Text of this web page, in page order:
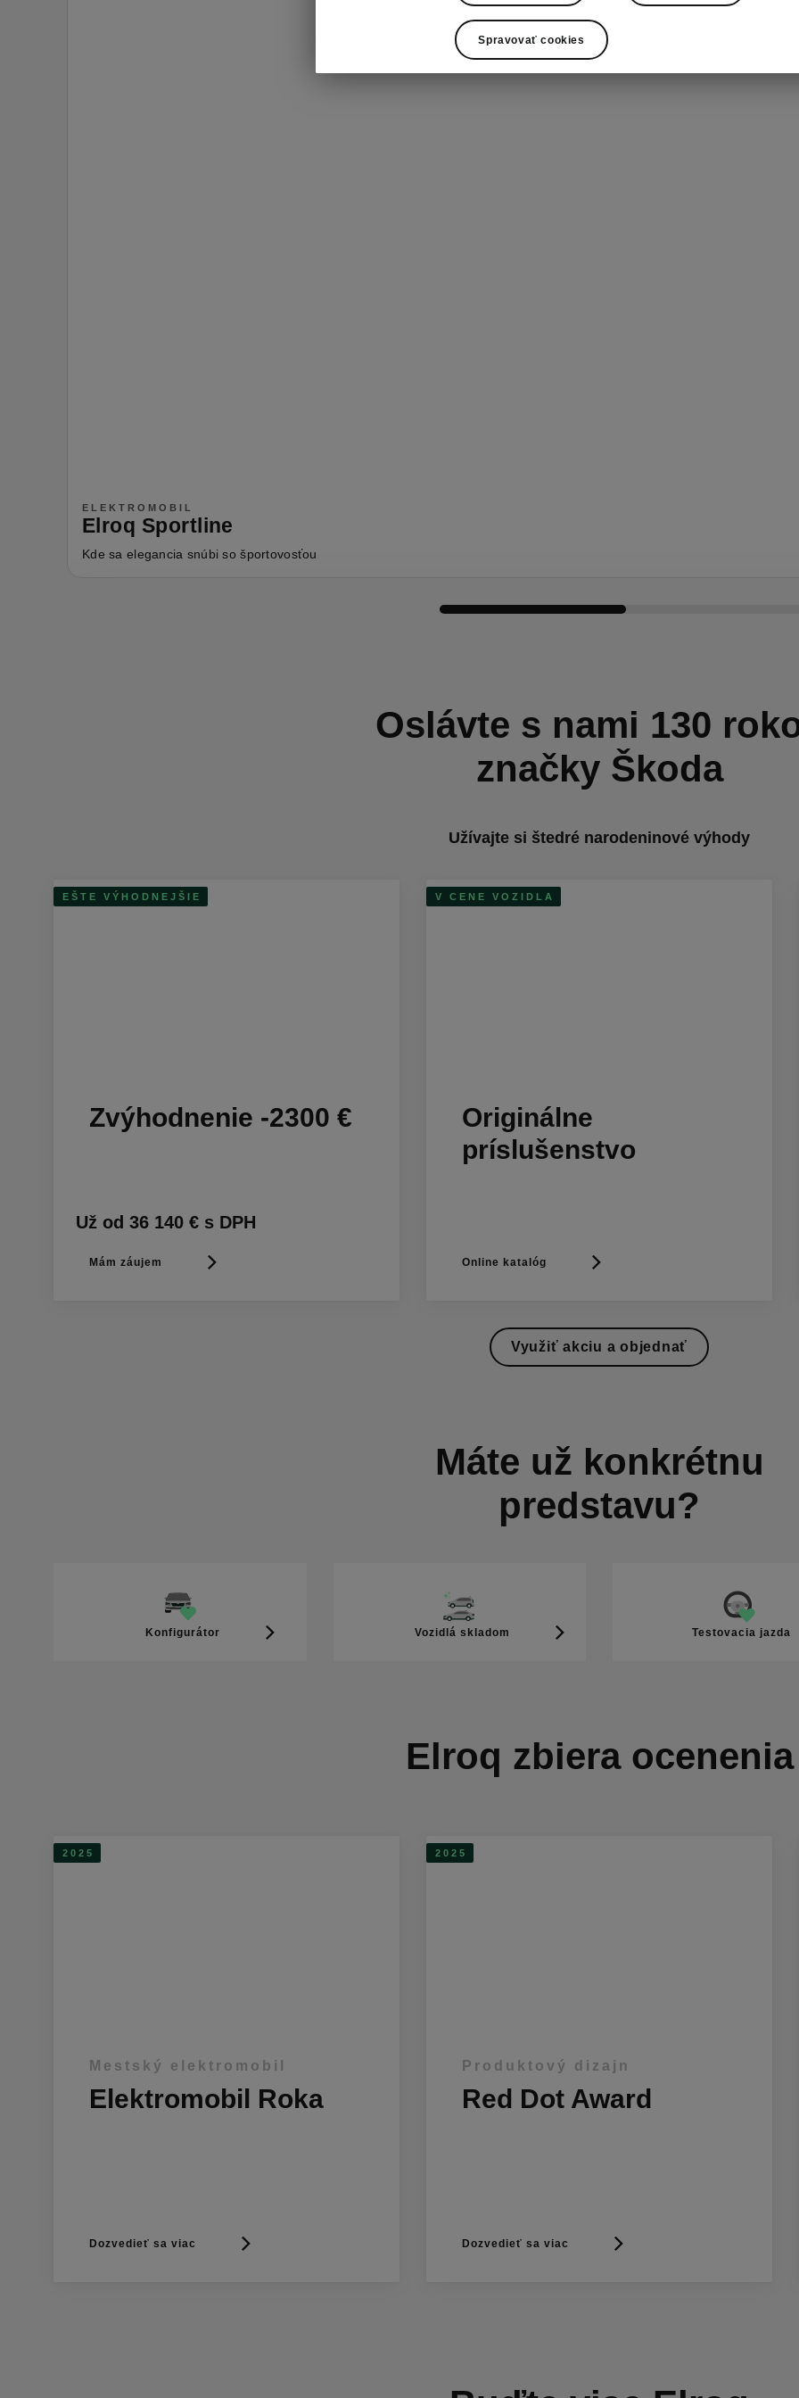
ELEKTROMOBIL
Elroq Sportline
Kde sa elegancia snúbi so športovosťou
Oslávte s nami 130
značky Škoda
Užívajte si štedré narodeninové výhody
EŠTE VÝHODNEJŠIE
Zvýhodnenie -2300 €
Mám záujem
Už od 36 140 € s DPH
V CENE VOZIDLA
Originálne
príslušenstvo
Online katalóg
Využiť akciu a objednať
Máte už konkrétnu
predstavu?
Konfigurátor Vozidlá skladom Testovacia jazda
Elroq zbiera ocenenia
2025
Mestský elektromobil
Elektromobil Roka
Dozvedieť sa viac
2025
Produktový dizajn
Red Dot Award
Dozvedieť sa viac
Spravovať cookies